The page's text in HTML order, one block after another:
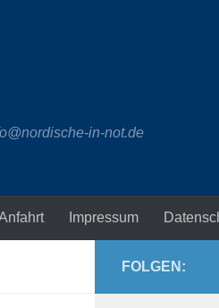
in-not.de
Impressum
FOLGEN: